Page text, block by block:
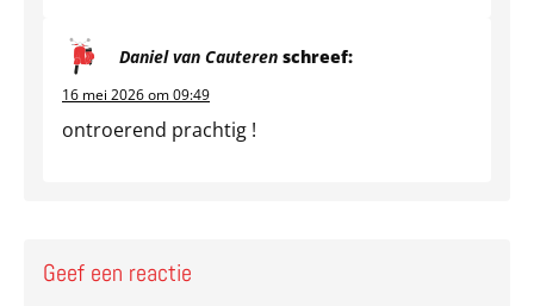
Daniel van Cauteren schreef:
16 mei 2026 om 09:49
ontroerend prachtig !
Geef een reactie